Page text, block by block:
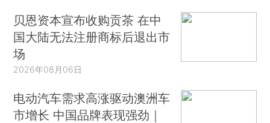
贝恩资本宣布收购贡茶 在中
国大陆无法注册商标后退出市
场
2026年08月06日
电动汽车需求高涨驱动澳洲车
市增长 中国品牌表现强劲｜